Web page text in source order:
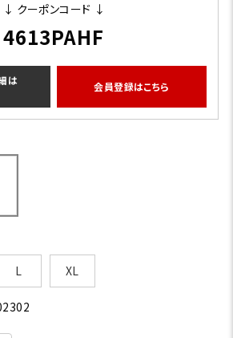
↓ クーポンコード ↓
4613PAHF
は
会員登録はこちら
L XL